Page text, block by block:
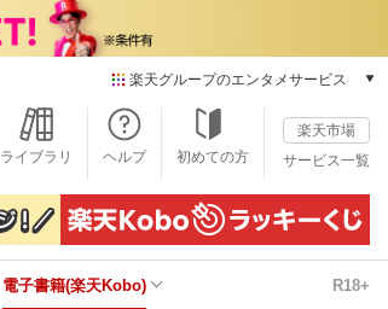
楽天グループのエンタメサービス
本/ゲーム/CD/DVD
楽天ブックス
電子書籍
楽天Kobo
雑誌読み放題
ライブラリ ヘルプ 初めての方
楽天市場
サービス一覧
電子書籍(楽天Kobo) R18+